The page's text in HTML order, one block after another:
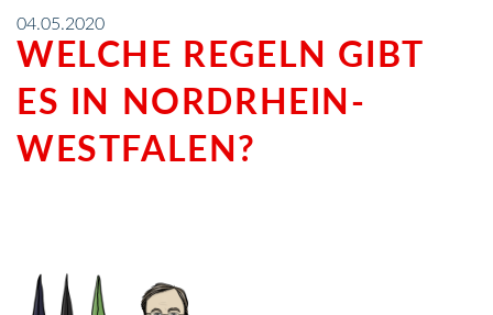
04.05.2020
WELCHE REGELN GIBT
ES IN NORDRHEIN-
WESTFALEN?